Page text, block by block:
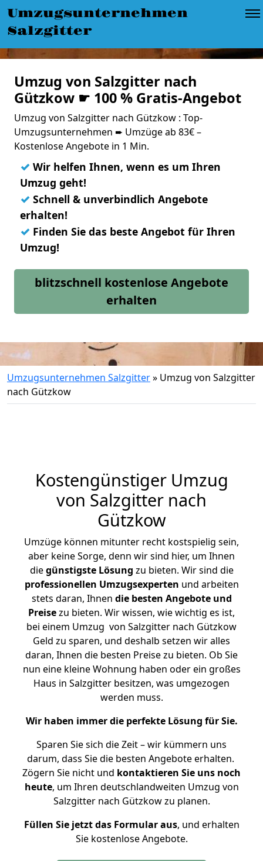
Umzugsunternehmen
Salzgitter
Umzug von Salzgitter nach
Gützkow ☛ 100 % Gratis-Angebot
Umzug von Salzgitter nach Gützkow : Top-
Umzugsunternehmen ➨ Umzüge ab 83€ –
Kostenlose Angebote in 1 Min.
✓ Wir helfen Ihnen, wenn es um Ihren
Umzug geht!
✓ Schnell & unverbindlich Angebote
erhalten!
✓ Finden Sie das beste Angebot für Ihren
Umzug!
blitzschnell kostenlose Angebote
erhalten
Umzugsunternehmen Salzgitter» Umzug von Salzgitter
nach Gützkow
Kostengünstiger Umzug
von Salzgitter nach
Gützkow
Umzüge können mitunter recht kostspielig sein,
aber keine Sorge, denn wir sind hier, um Ihnen
diegünstigste Lösung zu bieten. Wir sind die
professionellen Umzugsexperten und arbeiten
stets daran, Ihnen die besten Angebote und
Preisezu bieten. Wir wissen, wie wichtig es ist,
bei einem Umzug von Salzgitter nach Gützkow
Geld zu sparen, und deshalb setzen wir alles
daran, Ihnen die besten Preise zu bieten. Ob Sie
nun eine kleine Wohnung haben oder ein großes
Haus in Salzgitter besitzen, was umgezogen
werden muss.
Wir haben immer die perfekte Lösung für Sie.
Sparen Sie sich die Zeit – wir kümmern uns
darum, dass Sie die besten Angebote erhalten.
Zögern Sie nicht und kontaktieren Sie uns noch
heute, um Ihren deutschlandweiten Umzug von
Salzgitter nach Gützkow zu planen.
Füllen Sie jetzt das Formular aus, und erhalten
Sie kostenlose Angebote.